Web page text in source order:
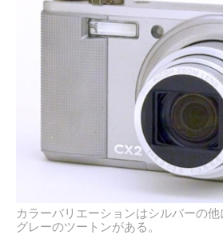
カラーバリエーションはシルバーの
グレーのツートンがある。